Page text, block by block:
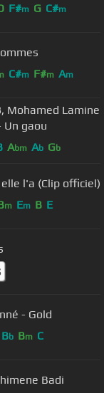
F#m G C#m
C#m F#m Am
Mohamed Lamine
Un gaou
Abm Ab Gb
l'a (Clip officiel)
m Em B E
- Gold
Bb Bm C
Badi